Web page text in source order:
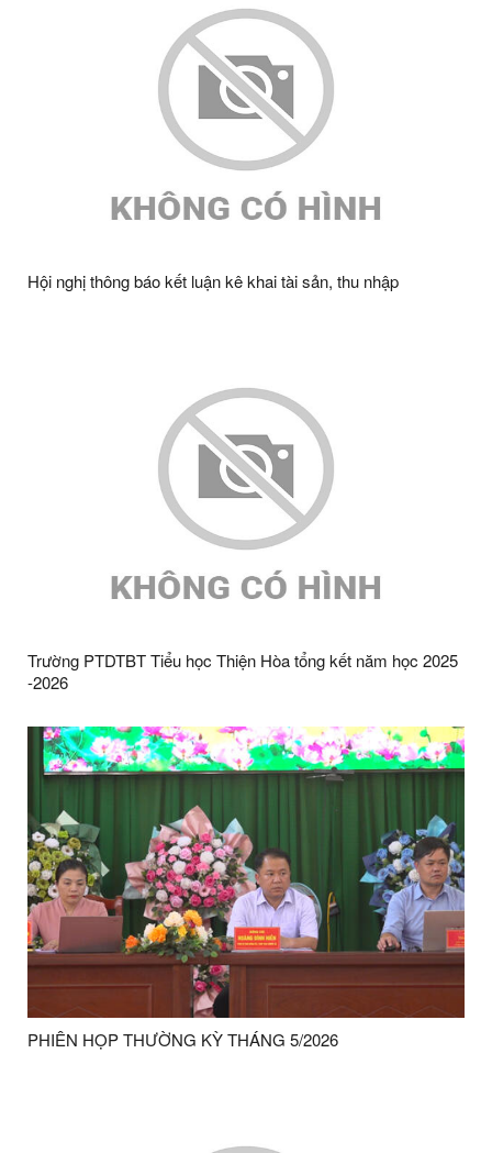
Hội nghị thông báo kết luận kê khai tài sản, thu nhập
Trường PTDTBT Tiểu học Thiện Hòa tổng kết năm học 2025
-2026
PHIÊN HỌP THƯỜNG KỲ THÁNG 5/2026